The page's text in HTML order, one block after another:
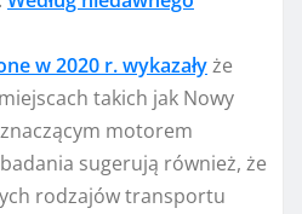
w 2020 r. wykazałyże
takich jak Nowy
motorem
sugerują również, że
rodzajów transportu